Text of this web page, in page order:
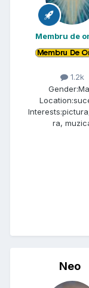
Membru de
1.2k
Gender:
Location:
Interests:
ra,
Neo